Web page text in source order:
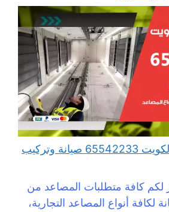
صيانة مصاعد في الكويت 65542233 صيانة وتركيب
لكم كافة متطلبات المصاعد من
لكافة أنواع المصاعد التجارية،